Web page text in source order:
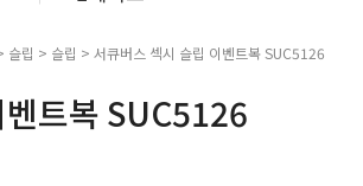
2섹시 슬립
3버니걸
슬립 > 슬립 > 서큐버스 섹시 슬립 이벤트복 SUC5126
트복 SUC5126